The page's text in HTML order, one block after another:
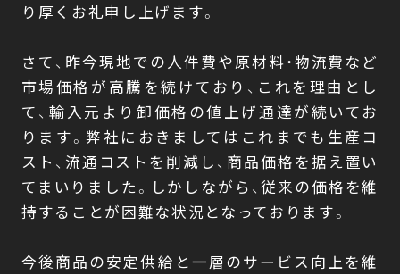
り厚くお礼申し上げます。
さて、昨今現地での人件費や原材料・物流費など
市場価格が高騰を続けており、これを理由とし
て、輸入元より卸価格の値上げ通達が続いてお
ります。弊社におきましてはこれまでも生産コ
スト、流通コストを削減し、商品価格を据え置い
てまいりました。しかしながら、従来の価格を維
持することが困難な状況となっております。
今後商品の安定供給と一層のサービス向上を維